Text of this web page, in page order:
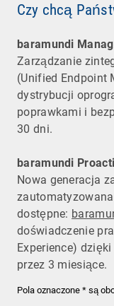
Czy chcą
baramundi
Zarządzanie
(Unified Endpoint
dystrybucji
poprawkami i
30 dni.
baramundi
Nowa generacja
dostępne:
doświadczenie
Experience)
przez 3 miesiące.
Pola oznaczone * są